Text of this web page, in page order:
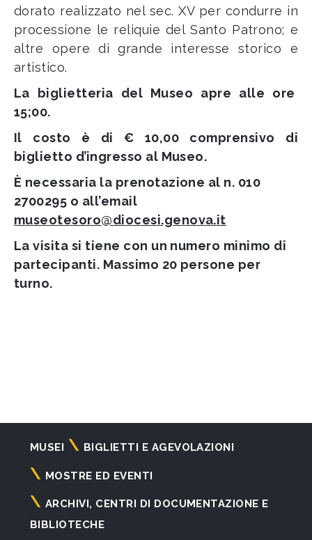
dorato realizzato nel sec. XV per condurre in
processione le reliquie del Santo Patrono; e
altre opere di grande interesse storico e
artistico.
La biglietteria del Museo apre alle ore
15;00.
Il costo è di € 10,00 comprensivo di
biglietto d’ingresso al Museo.
È necessaria la prenotazione al n. 010
2700295 o all’email
museotesoro@diocesi.genova.it
La visita si tiene con un numero minimo di
partecipanti. Massimo 20 persone per
turno.
Navigazione
principale
MUSEI BIGLIETTI E AGEVOLAZIONI
MOSTRE ED EVENTI
ARCHIVI, CENTRI DI DOCUMENTAZIONE E
BIBLIOTECHE